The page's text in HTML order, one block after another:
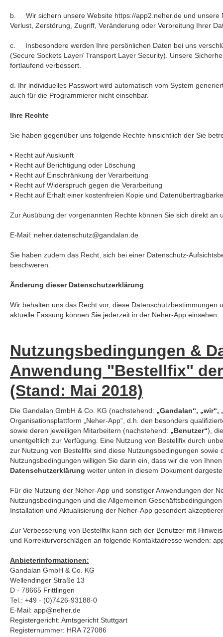
b. Wir sichern unsere Website https://app2.neher.de und unsere
Verlust, Zerstörung, Zugriff, Veränderung oder Verbreitung Ihrer
c. Insbesondere werden Ihre persönlichen Daten bei uns
(Secure Sockets Layer/ Transport Layer Security). Unsere
fortlaufend verbessert.
d. Ihr individuelles Passwort wird automatisch vom System
auch für die Programmierer nicht einsehbar.
Ihre Rechte
Sie haben gegenüber uns folgende Rechte hinsichtlich der Sie
• Recht auf Auskunft
• Recht auf Berichtigung oder Löschung
• Recht auf Einschränkung der Verarbeitung
• Recht auf Widerspruch gegen die Verarbeitung
• Recht auf Erhalt einer kostenfreien Kopie und
Zur Ausübung der vorgenannten Rechte können Sie sich direkt
E-Mail: neher.datenschutz@gandalan.de
Sie haben zudem das Recht, sich bei einer Datenschutz-
beschweren.
Änderung dieser Datenschutzerklärung
Wir behalten uns das Recht vor, diese
aktuelle Fassung können Sie jederzeit in der Neher-App einsehen.
Nutzungsbedingungen &
Anwendung "Bestellfix"
(Stand: Mai 2018)
Die Gandalan GmbH & Co. KG (nachstehend: „Gandalan“, „wir“,
Organisationsplattform „Neher-App“, d.h. den besonders
sowie deren jeweiligen Mitarbeitern (nachstehend: „Benutzer“),
unentgeltlich zur Verfügung. Eine Nutzung von Bestellfix durch
zur Nutzung von Bestellfix sind diese Nutzungsbedingungen
Nutzungsbedingungen willigen Sie darin ein, dass wir die von
Datenschutzerklärung weiter unten in diesem Dokument
Für die Nutzung der Neher-App und sonstiger Anwendungen der
Nutzungsbedingungen und die Allgemeinen
Installation und Aktualisierung der Neher-App gesondert
Zur Verbesserung von Bestellfix kann sich der Benutzer mit
und Korrekturvorschlägen an folgende Kontaktadresse wenden:
Anbieterinformationen:
Gandalan GmbH & Co. KG
Wellendinger Straße 13
D - 78665 Frittlingen
Tel.: +49 - (0)7426-93188-0
E-Mail: app@neher.de
Registergericht: Amtsgericht Stuttgart
Registernummer: HRA 727086